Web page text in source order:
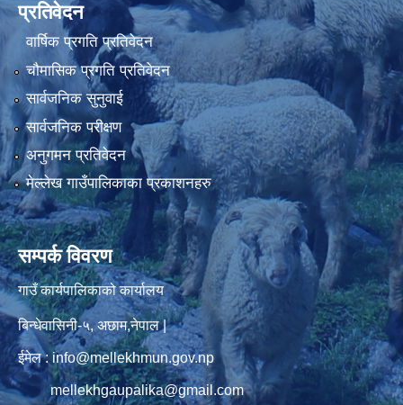
प्रतिवेदन
वार्षिक प्रगति प्रतिवेदन
चौमासिक प्रगति प्रतिवेदन
सार्वजनिक सुनुवाई
सार्वजनिक परीक्षण
अनुगमन प्रतिवेदन
मेल्लेख गाउँपालिकाका प्रकाशनहरु
सम्पर्क विवरण
गाउँ कार्यपालिकाको कार्यालय
बिन्धेवासिनी-५, अछाम,नेपाल |
ईमेल : info@mellekhmun.gov.np
mellekhgaupalika@gmail.com